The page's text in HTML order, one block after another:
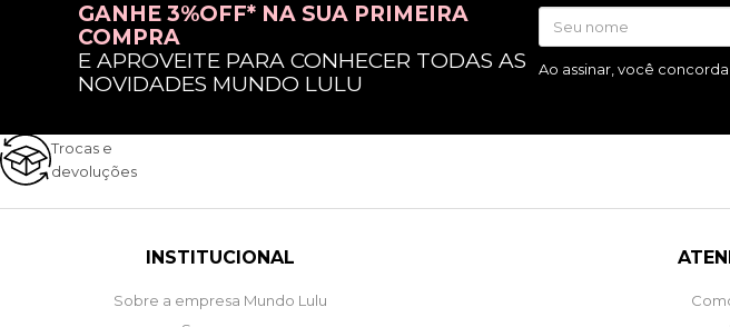
GANHE 3%OFF* NA SUA PRIMEIRA
COMPRA
E APROVEITE PARA CONHECER TODAS AS
NOVIDADES MUNDO LULU
Ao assinar, você
Trocas e
devoluções
INSTITUCIONAL
Sobre a empresa Mundo Lulu